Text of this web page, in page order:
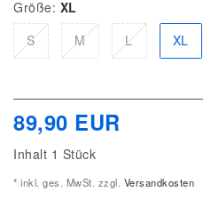
Größe: XL
S
M L XL
89,90 EUR
Inhalt 1 Stück
* inkl. ges. MwSt. zzgl. Versandkosten